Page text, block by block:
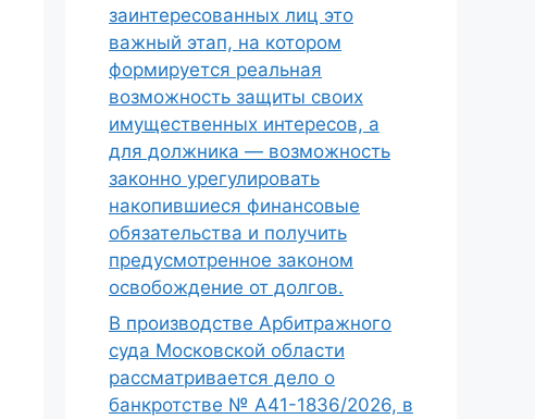
заинтересованных лиц это
важный этап, на котором
формируется реальная
возможность защиты своих
имущественных интересов, а
для должника — возможность
законно урегулировать
накопившиеся финансовые
обязательства и получить
предусмотренное законом
освобождение от долгов.
В производстве Арбитражного
суда Московской области
рассматривается дело о
банкротстве № А41-1836/2026, в